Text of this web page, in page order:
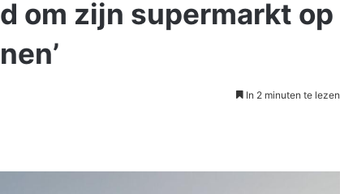
om zijn supermarkt op
In 2 minuten te lezen